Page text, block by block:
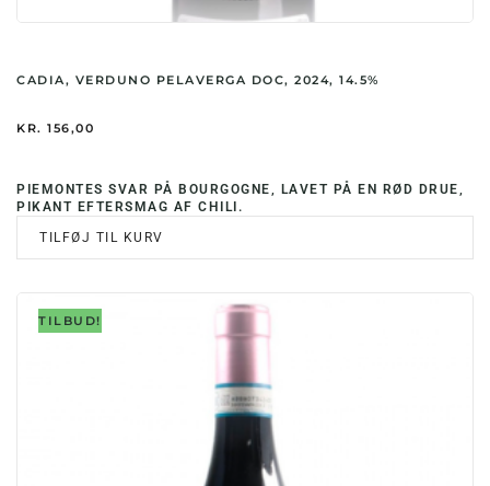
CADIA, VERDUNO PELAVERGA DOC, 2024, 14.5%
KR. 156,00
PIEMONTES SVAR PÅ BOURGOGNE, LAVET PÅ EN RØD DRUE,
PIKANT EFTERSMAG AF CHILI.
TILFØJ TIL KURV
TILBUD!